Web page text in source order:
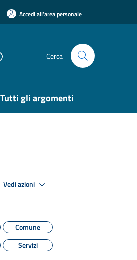
Accedi all'area personale
Cerca
Tutti gli argomenti
Vedi azioni
Comune
Servizi